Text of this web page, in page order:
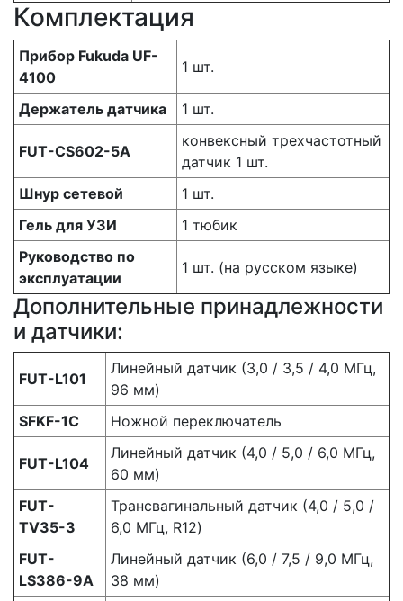
Комплектация
Прибор Fukuda UF-
4100
1 шт.
Держатель датчика 1 шт.
FUT-CS602-5A
конвексный трехчастотный
датчик 1 шт.
Шнур сетевой
1 шт.
Гель для УЗИ
1 тюбик
Руководство по
эксплуатации
1 шт. (на русском языке)
Дополнительные принадлежности
и датчики:
FUT-L101
Линейный датчик (3,0 / 3,5 / 4,0 МГц,
96 мм)
SFKF-1C
Ножной переключатель
FUT-L104
Линейный датчик (4,0 / 5,0 / 6,0 МГц,
60 мм)
FUT-
TV35-3
Трансвагинальный датчик (4,0 / 5,0 /
6,0 МГц, R12)
FUT-
LS386-9A
Линейный датчик (6,0 / 7,5 / 9,0 МГц,
38 мм)